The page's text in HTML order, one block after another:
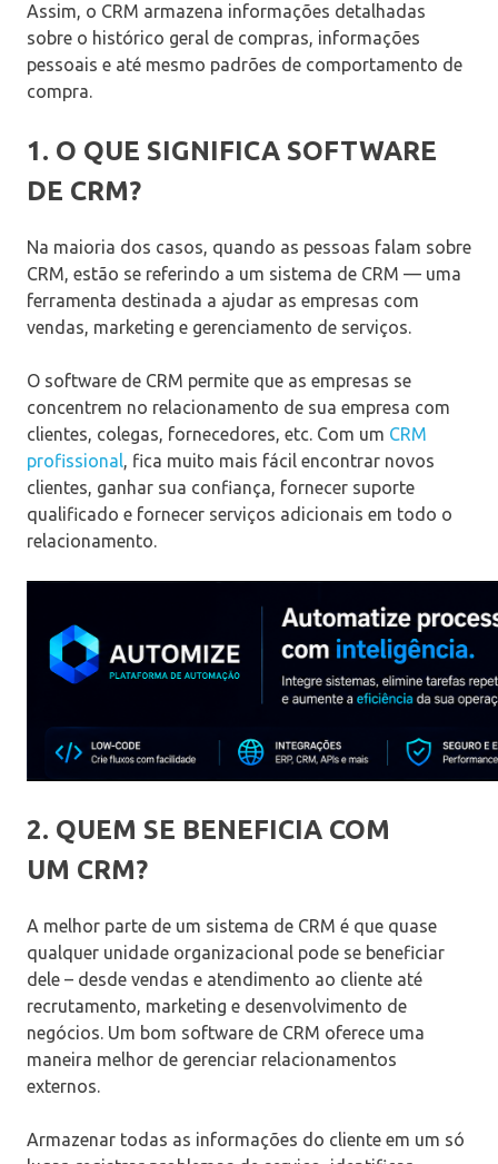
Assim, o CRM armazena informações detalhadas
sobre o histórico geral de compras, informações
pessoais e até mesmo padrões de comportamento de
compra.
1. O QUE SIGNIFICA SOFTWARE
DE CRM?
Na maioria dos casos, quando as pessoas falam sobre
CRM, estão se referindo a um sistema de CRM — uma
ferramenta destinada a ajudar as empresas com
vendas, marketing e gerenciamento de serviços.
O software de CRM permite que as empresas se
concentrem no relacionamento de sua empresa com
clientes, colegas, fornecedores, etc. Com um CRM
profissional, fica muito mais fácil encontrar novos
clientes, ganhar sua confiança, fornecer suporte
qualificado e fornecer serviços adicionais em todo o
relacionamento.
2. QUEM SE BENEFICIA COM
UM CRM?
A melhor parte de um sistema de CRM é que quase
qualquer unidade organizacional pode se beneficiar
dele – desde vendas e atendimento ao cliente até
recrutamento, marketing e desenvolvimento de
negócios. Um bom software de CRM oferece uma
maneira melhor de gerenciar relacionamentos
externos.
Armazenar todas as informações do cliente em um só